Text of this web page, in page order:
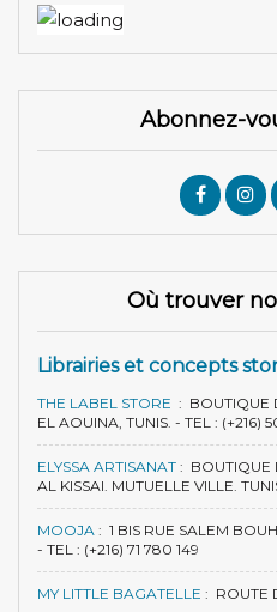
Abonnez-
Où trouver
Librairies et concepts
THE LABEL STORE : BOUTIQUE
EL AOUINA, TUNIS. - TEL : (+216)
ELYSSA ARTISANAT : BOUTIQUE
AL KISSAI. MUTUELLE VILLE.
MOOJA : 1 BIS RUE SALEM
- TEL : (+216) 71 780 149
MY LITTLE BAGATELLE : ROUTE